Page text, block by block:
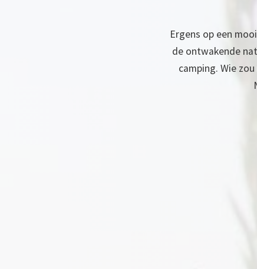
Ergens op een
de ontwakende
camping. Wie